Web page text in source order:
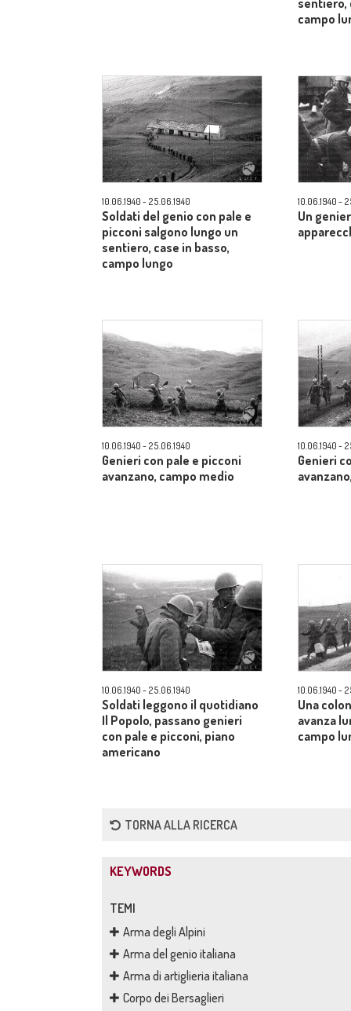
sentiero,
campo
10.06.1940 - 25.06.1940
Soldati del genio con pale e
picconi salgono lungo un
sentiero, case in basso,
campo lungo
10.06.1940 -
Un
10.06.1940 - 25.06.1940
Genieri con pale e picconi
avanzano, campo medio
10.06.1940 -
Genieri
10.06.1940 - 25.06.1940
Soldati leggono il quotidiano
Il Popolo, passano genieri
con pale e picconi, piano
americano
10.06.1940 -
Una
avanza
campo
TORNA ALLA RICERCA
KEYWORDS
TEMI
Arma degli Alpini
Arma del genio italiana
Arma di artiglieria italiana
Corpo dei Bersaglieri